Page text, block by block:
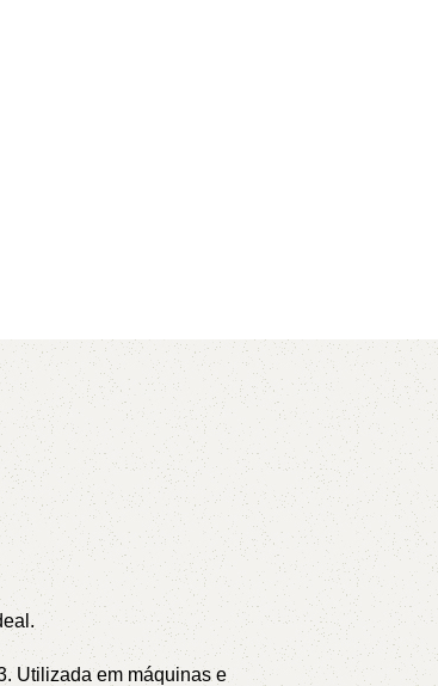
Utilizada em máquinas e